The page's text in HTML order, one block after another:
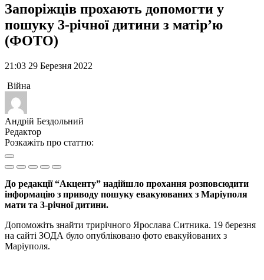
Запоріжців прохають допомогти у
пошуку 3-річної дитини з матір’ю
(ФОТО)
21:03 29 Березня 2022
Війна
Андрій Бездольний
Редактор
Розкажіть про статтю:
До редакції “Акценту” надійшло прохання розповсюдити
інформацію з приводу пошуку евакуюваних з Маріуполя
мати та 3-річної дитини.
Допоможіть знайти трирічного Ярослава Ситника. 19 березня
на сайті ЗОДА було опубліковано фото евакуйованих з
Маріуполя.